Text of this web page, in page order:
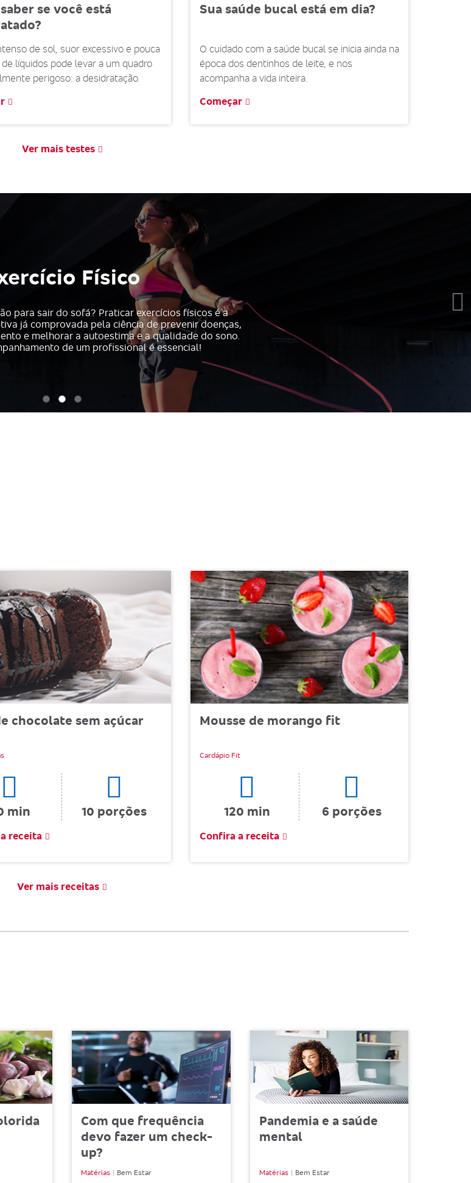
se você está
de sol, suor excessivo e pouca
líquidos pode levar a um quadro
perigoso: a desidratação.
Sua saúde bucal está em dia?
O cuidado com a saúde bucal se inicia ainda na
época dos dentinhos de leite, e nos
acompanha a vida inteira.
Começar
Ver mais testes
Físico
para sair do sofá? Praticar exercícios físicos é a
já comprovada pela ciência de prevenir doenças,
e melhorar a autoestima e a qualidade do sono.
de um profissional é essencial!
chocolate sem açúcar
min 10 porções
receita
Mousse de morango fit
Cardápio Fit
120 min 6 porções
Confira a receita
Ver mais receitas
Com que frequência
devo fazer um check-
up?
Matérias Bem Estar
Pandemia e a saúde
mental
Matérias Bem Estar